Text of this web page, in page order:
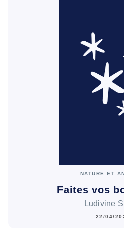
NATURE ET
Faites vos
Ludivine
22/04/